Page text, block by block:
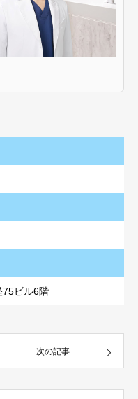
75ビル6階
次の記事